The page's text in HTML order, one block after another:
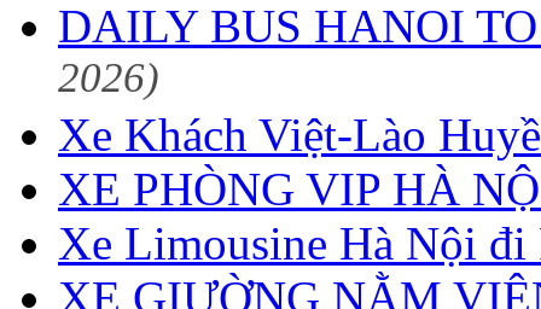
DAILY BUS HANOI
2026)
Xe Khách Việt-Lào
XE PHÒNG VIP HÀ
Xe Limousine Hà Nội đi
XE GIƯỜNG NẰM